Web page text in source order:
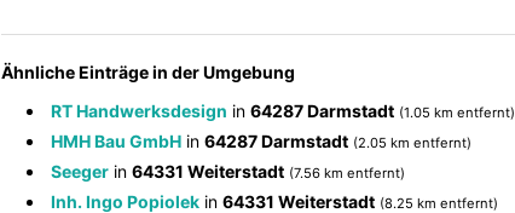
Ähnliche Einträge in der Umgebung
RT Handwerksdesign in 64287 Darmstadt (1.05 km entfernt)
HMH Bau GmbH in 64287 Darmstadt (2.05 km entfernt)
Seeger in 64331 Weiterstadt (7.56 km entfernt)
Inh. Ingo Popiolek in 64331 Weiterstadt (8.25 km entfernt)